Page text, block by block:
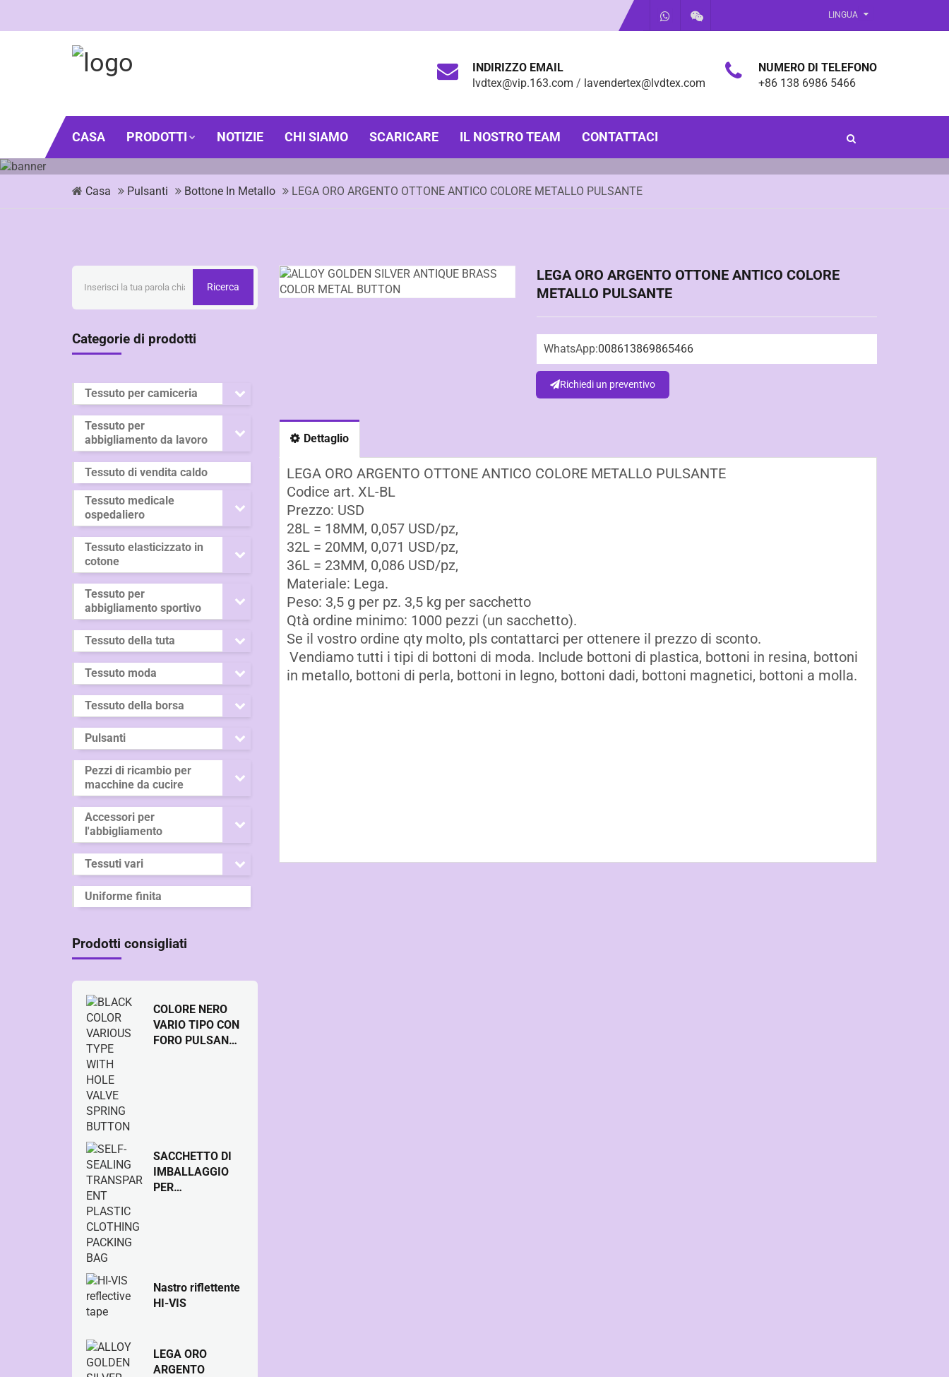
LINGUA
INDIRIZZO EMAIL
lvdtex@vip.163.com / lavendertex@lvdtex.com
NUMERO DI TELEFONO
+86 138 6986 5466
CASA PRODOTTI NOTIZIE CHI SIAMO SCARICARE IL NOSTRO TEAM CONTATTACI
Casa Pulsanti Bottone In Metallo LEGA ORO ARGENTO OTTONE ANTICO COLORE METALLO PULSANTE
LEGA ORO ARGENTO OTTONE ANTICO COLORE
METALLO PULSANTE
WhatsApp:008613869865466
Richiedi un preventivo
Dettaglio
LEGA ORO ARGENTO OTTONE ANTICO COLORE METALLO PULSANTE
Codice art. XL-BL
Prezzo: USD
28L = 18MM, 0,057 USD/pz,
32L = 20MM, 0,071 USD/pz,
36L = 23MM, 0,086 USD/pz,
Materiale: Lega.
Peso: 3,5 g per pz. 3,5 kg per sacchetto
Qtà ordine minimo: 1000 pezzi (un sacchetto).
Se il vostro ordine qty molto, pls contattarci per ottenere il prezzo di sconto.
Vendiamo tutti i tipi di bottoni di moda. Include bottoni di plastica, bottoni in resina, bottoni
in metallo, bottoni di perla, bottoni in legno, bottoni dadi, bottoni magnetici, bottoni a molla.
Ricerca
Categorie di prodotti
Tessuto per camiceria
Tessuto per
abbigliamento da lavoro
Tessuto di vendita caldo
Tessuto medicale
ospedaliero
Tessuto elasticizzato in
cotone
Tessuto per
abbigliamento sportivo
Tessuto della tuta
Tessuto moda
Tessuto della borsa
Pulsanti
Pezzi di ricambio per
macchine da cucire
Accessori per
l'abbigliamento
Tessuti vari
Uniforme finita
Prodotti consigliati
COLORE NERO
VARIO TIPO CON
FORO PULSANTE
SACCHETTO DI
IMBALLAGGIO
PER
Nastro riflettente
HI-VIS
LEGA ORO
ARGENTO